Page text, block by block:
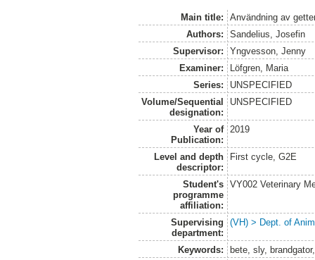
Main title:
Användning av
Authors:
Sandelius, Josefin
Supervisor:
Yngvesson, Jenny
Examiner:
Löfgren, Maria
Series:
UNSPECIFIED
Volume/Sequential
designation:
UNSPECIFIED
Year of
Publication:
2019
Level and depth
descriptor:
First cycle, G2E
Student's
programme
affiliation:
VY002 Veterinary
Supervising
department:
(VH) > Dept. of
Keywords:
bete, sly,